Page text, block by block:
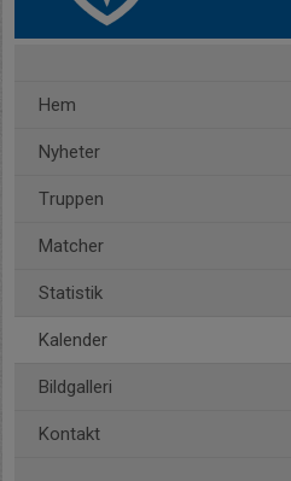
Hem
Nyheter
Truppen
Matcher
Statistik
Kalender
Bildgalleri
Kontakt